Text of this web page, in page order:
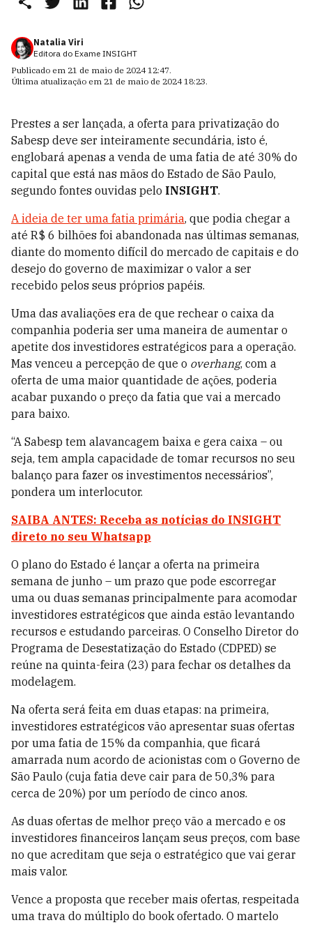
Natalia Viri
Editora do Exame INSIGHT
Publicado em 21 de maio de 2024 12:47.
Última atualização em 21 de maio de 2024 18:23.
Prestes a ser lançada, a oferta para privatização do
Sabesp deve ser inteiramente secundária, isto é,
englobará apenas a venda de uma fatia de até 30% do
capital que está nas mãos do Estado de São Paulo,
segundo fontes ouvidas pelo INSIGHT.
A ideia de ter uma fatia primária, que podia chegar a
até R$ 6 bilhões foi abandonada nas últimas semanas,
diante do momento difícil do mercado de capitais e do
desejo do governo de maximizar o valor a ser
recebido pelos seus próprios papéis.
Uma das avaliações era de que rechear o caixa da
companhia poderia ser uma maneira de aumentar o
apetite dos investidores estratégicos para a operação.
Mas venceu a percepção de que o overhang, com a
oferta de uma maior quantidade de ações, poderia
acabar puxando o preço da fatia que vai a mercado
para baixo.
“A Sabesp tem alavancagem baixa e gera caixa – ou
seja, tem ampla capacidade de tomar recursos no seu
balanço para fazer os investimentos necessários”,
pondera um interlocutor.
SAIBA ANTES: Receba as notícias do INSIGHT
direto no seu Whatsapp
O plano do Estado é lançar a oferta na primeira
semana de junho – um prazo que pode escorregar
uma ou duas semanas principalmente para acomodar
investidores estratégicos que ainda estão levantando
recursos e estudando parceiras. O Conselho Diretor do
Programa de Desestatização do Estado (CDPED) se
reúne na quinta-feira (23) para fechar os detalhes da
modelagem.
Na oferta será feita em duas etapas: na primeira,
investidores estratégicos vão apresentar suas ofertas
por uma fatia de 15% da companhia, que ficará
amarrada num acordo de acionistas com o Governo de
São Paulo (cuja fatia deve cair para de 50,3% para
cerca de 20%) por um período de cinco anos.
As duas ofertas de melhor preço vão a mercado e os
investidores financeiros lançam seus preços, com base
no que acreditam que seja o estratégico que vai gerar
mais valor.
Vence a proposta que receber mais ofertas, respeitada
uma trava do múltiplo do book ofertado. O martelo